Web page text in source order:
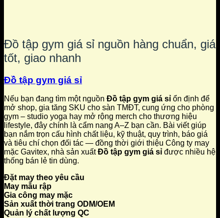
Đồ tập gym giá sỉ nguồn hàng chuẩn, giá
tốt, giao nhanh
Đồ tập gym giá sỉ
Nếu bạn đang tìm một nguồn Đồ tập gym giá sỉ ổn định để
mở shop, gia tăng SKU cho sàn TMĐT, cung ứng cho phòng
gym – studio yoga hay mở rộng merch cho thương hiệu
lifestyle, đây chính là cẩm nang A–Z bạn cần. Bài viết giúp
bạn nắm trọn cấu hình chất liệu, kỹ thuật, quy trình, báo giá
và tiêu chí chọn đối tác — đồng thời giới thiệu Công ty may
mặc Gavitex, nhà sản xuấtĐồ tập gym giá sỉ được nhiều hệ
thống bán lẻ tin dùng.
Đặt may theo yêu cầu
May mẫu rập
Gia công may mặc
Sản xuất thời trang ODM/OEM
Quản lý chất lượng QC